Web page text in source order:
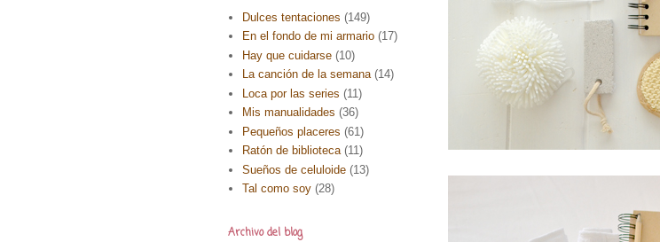
Dulces tentaciones (149)
En el fondo de mi armario (17)
Hay que cuidarse (10)
La canción de la semana (14)
Loca por las series (11)
Mis manualidades (36)
Pequeños placeres (61)
Ratón de biblioteca (11)
Sueños de celuloide (13)
Tal como soy (28)
Archivo del blog